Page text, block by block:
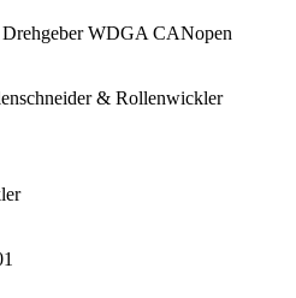
WDGA CANopen